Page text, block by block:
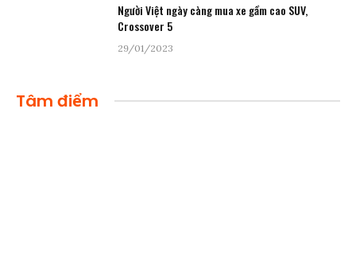
Người Việt ngày càng mua xe gầm cao SUV,
Crossover 5
29/01/2023
Tâm điểm